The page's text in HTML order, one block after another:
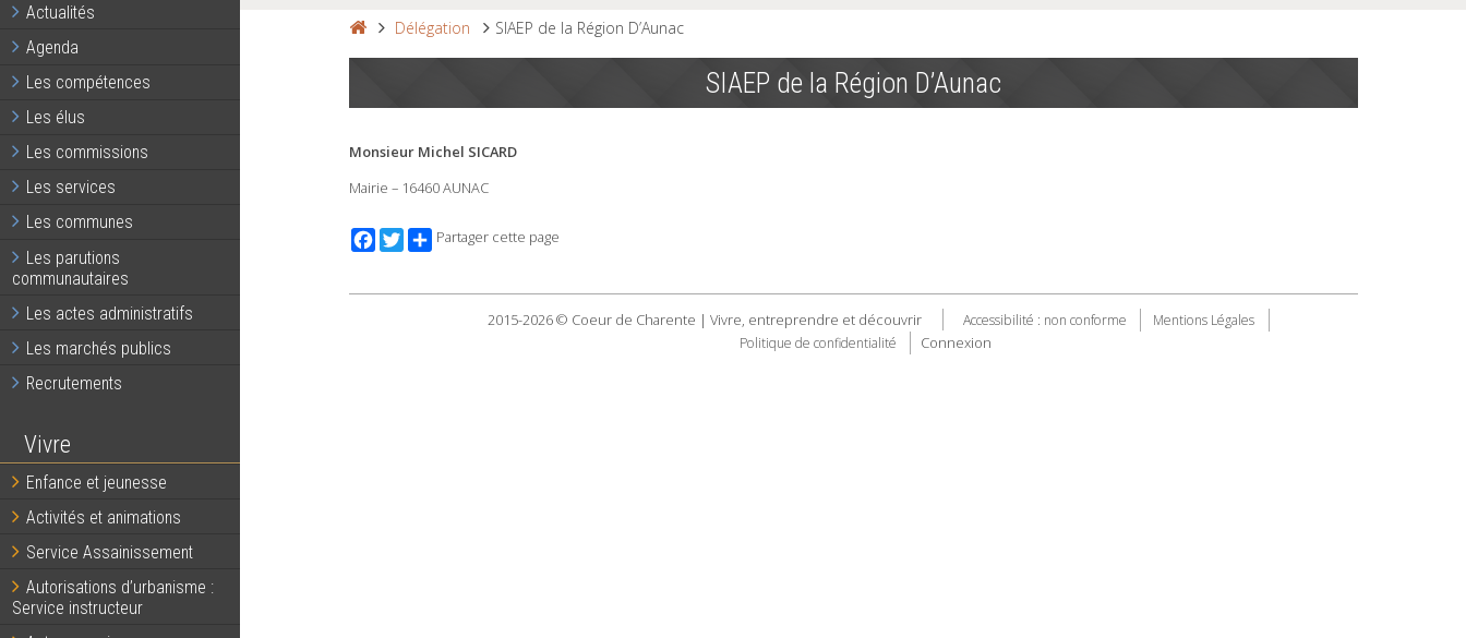
Actualités
Agenda
Les compétences
Les élus
Les commissions
Les services
Les communes
Les parutions
communautaires
Les actes administratifs
Les marchés publics
Recrutements
Vivre
Enfance et jeunesse
Activités et animations
Service Assainissement
Autorisations d’urbanisme :
Service instructeur
Délégation SIAEP de la Région D’Aunac
SIAEP de la Région D’Aunac
Monsieur Michel SICARD
Mairie – 16460 AUNAC
Facebook
TwitterPartager cette page
2015-2026 © Coeur de Charente | Vivre, entreprendre et découvrir Accessibilité : non conforme
Mentions Légales
Politique de confidentialité
Connexion